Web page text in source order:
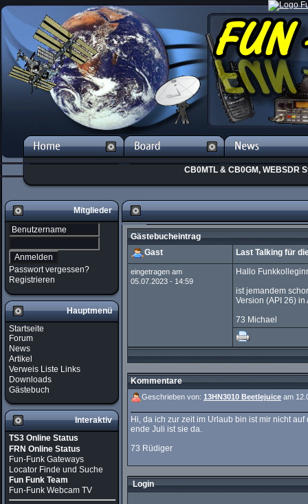
CB0MTL & CB0GM, WEBSDR
Mitglieder
Passwort vergessen?
Registrieren
Hauptmenü
Startseite
Forum
News
Artikel
Verweis Liste Links
Downloads
Gästebuch
Interaktiv
TS3 Online Status
FRN Online Status
Fun-Funk Gateways
Locator Finde und Suche
Fun Funk Team
Fun-Funk Webcam TV
Gästebucheintrag
Gast
Last Talking für
eingetragen am
05.07.2023 - 14:59
Hallo
ist jemandem
Version (API 26) in
73 Michael
Kommentare
Geschrieben von: 13HN3010 Beetlejuice am
Hi, da ich zur zeit im Urlaub bin ist mir nicht
ende Juli ist sie da.
73 Rüdiger
Login